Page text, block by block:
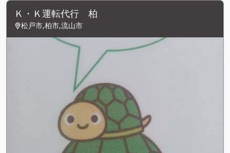
Ｋ・Ｋ運転代行 柏
松戸市,柏市,流山市